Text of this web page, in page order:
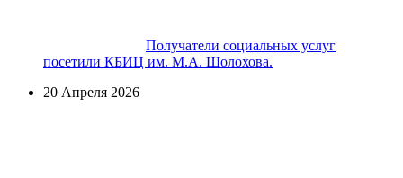
Получатели социальных услуг
посетили КБИЦ им. М.А. Шолохова.
20 Апреля 2026